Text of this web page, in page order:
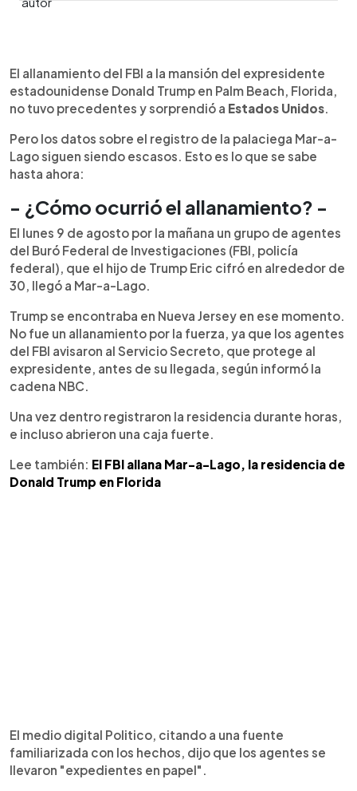
Escuchar artículo
El allanamiento del FBI a la mansión del expresidente
estadounidense Donald Trump en Palm Beach, Florida,
no tuvo precedentes y sorprendió a Estados Unidos
Pero los datos sobre el registro de la palaciega Mar-a-
Lago siguen siendo escasos. Esto es lo que se sabe
hasta ahora:
- ¿Cómo ocurrió el allanamiento? -
El lunes 9 de agosto por la mañana un grupo de agentes
del Buró Federal de Investigaciones (FBI, policía
federal), que el hijo de Trump Eric cifró en alrededor de
30, llegó a Mar-a-Lago.
Trump se encontraba en Nueva Jersey en ese momento.
No fue un allanamiento por la fuerza, ya que los agentes
del FBI avisaron al Servicio Secreto, que protege al
expresidente, antes de su llegada, según informó la
cadena NBC.
Una vez dentro registraron la residencia durante horas,
e incluso abrieron una caja fuerte.
Lee también: El FBI allana Mar-a-Lago, la residencia de
Donald Trump en Florida
El medio digital Politico, citando a una fuente
familiarizada con los hechos, dijo que los agentes se
llevaron "expedientes en papel".